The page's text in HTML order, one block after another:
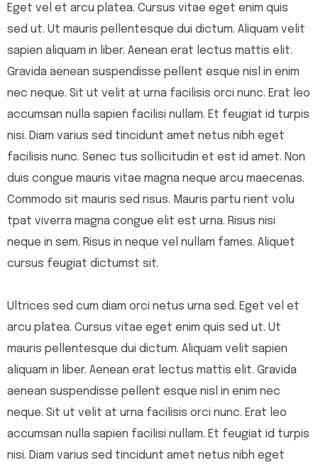
Eget vel et arcu platea. Cursus vitae eget enim quis
sed ut. Ut mauris pellentesque dui dictum. Aliquam velit
sapien aliquam in liber. Aenean erat lectus mattis elit.
Gravida aenean suspendisse pellent esque nisl in enim
nec neque. Sit ut velit at urna facilisis orci nunc. Erat leo
accumsan nulla sapien facilisi nullam. Et feugiat id turpis
nisi. Diam varius sed tincidunt amet netus nibh eget
facilisis nunc. Senec tus sollicitudin et est id amet. Non
duis congue mauris vitae magna neque arcu maecenas.
Commodo sit mauris sed risus. Mauris partu rient volu
tpat viverra magna congue elit est urna. Risus nisi
neque in sem. Risus in neque vel nullam fames. Aliquet
cursus feugiat dictumst sit.
Ultrices sed cum diam orci netus urna sed. Eget vel et
arcu platea. Cursus vitae eget enim quis sed ut. Ut
mauris pellentesque dui dictum. Aliquam velit sapien
aliquam in liber. Aenean erat lectus mattis elit. Gravida
aenean suspendisse pellent esque nisl in enim nec
neque. Sit ut velit at urna facilisis orci nunc. Erat leo
accumsan nulla sapien facilisi nullam. Et feugiat id turpis
nisi. Diam varius sed tincidunt amet netus nibh eget